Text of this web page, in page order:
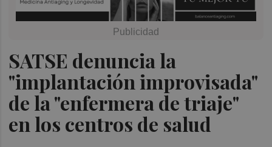
SATSE denuncia la
"implantación improvisada"
de la "enfermera de triaje"
en los centros de salud